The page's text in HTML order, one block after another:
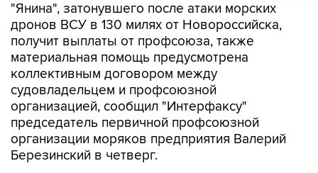
"Янина", затонувшего после атаки морских
дронов ВСУ в 130 милях от Новороссийска,
получит выплаты от профсоюза, также
материальная помощь предусмотрена
коллективным договором между
судовладельцем и профсоюзной
организацией, сообщил "Интерфаксу"
председатель первичной профсоюзной
организации моряков предприятия Валерий
Березинский в четверг.